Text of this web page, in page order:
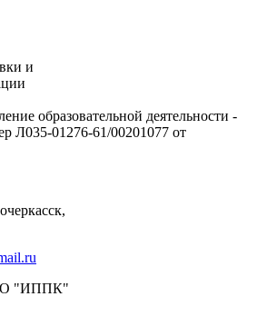
и
образовательной деятельности -
Л035-01276-61/00201077 от
"ИППК"